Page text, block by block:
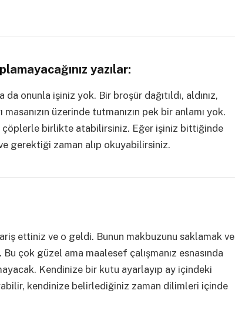
yazılar:
da onunla işiniz yok. Bir broşür dağıtıldı, aldınız,
üzerinde tutmanızın pek bir anlamı yok.
çöplerle birlikte atabilirsiniz. Eğer işiniz bittiğinde
gerektiği zaman alıp okuyabilirsiniz.
ettiniz ve o geldi. Bunun makbuzunu saklamak ve
çok güzel ama maalesef çalışmanız esnasında
Kendinize bir kutu ayarlayıp ay içindeki
kendinize belirlediğiniz zaman dilimleri içinde